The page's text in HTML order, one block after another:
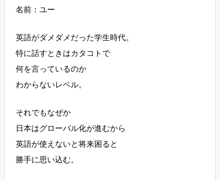
名前：ユー
英語がダメダメだった学生時代。
特に話すときはカタコトで
何を言っているのか
わからないレベル。
それでもなぜか
日本はグローバル化が進むから
英語が使えないと将来困ると
勝手に思い込む。